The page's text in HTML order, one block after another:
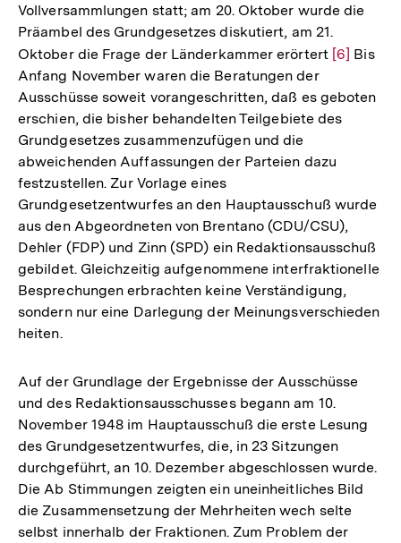
Vollversammlungen statt; am 20. Oktober wurde die
Präambel des Grundgesetzes diskutiert, am 21.
Oktober die Frage der Länderkammer erörtert Zur
der
Fußnote
[6] Bis
Anfang November waren die Beratungen der
Ausschüsse soweit vorangeschritten, daß es geboten
erschien, die bisher behandelten Teilgebiete des
Grundgesetzes zusammenzufügen und die
abweichenden Auffassungen der Parteien dazu
festzustellen. Zur Vorlage eines
Grundgesetzentwurfes an den Hauptausschuß wurde
aus den Abgeordneten von Brentano (CDU/CSU),
Dehler (FDP) und Zinn (SPD) ein Redaktionsausschuß
gebildet. Gleichzeitig aufgenommene interfraktionelle
Besprechungen erbrachten keine Verständigung,
sondern nur eine Darlegung der Meinungsverschieden
heiten.
Auf der Grundlage der Ergebnisse der Ausschüsse
und des Redaktionsausschusses begann am 10.
November 1948 im Hauptausschuß die erste Lesung
des Grundgesetzentwurfes, die, in 23 Sitzungen
durchgeführt, an 10. Dezember abgeschlossen wurde.
Die Ab Stimmungen zeigten ein uneinheitliches Bild
die Zusammensetzung der Mehrheiten wech selte
selbst innerhalb der Fraktionen. Zum Problem der